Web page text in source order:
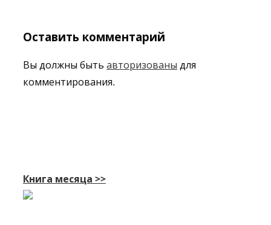
Оставить комментарий
Вы должны быть авторизованы для
комментирования.
Книга месяца >>